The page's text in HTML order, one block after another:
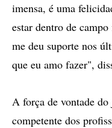
imensa, é uma
estar dentro de
me deu suporte nos
que eu amo fazer",
A força de vontade
competente dos